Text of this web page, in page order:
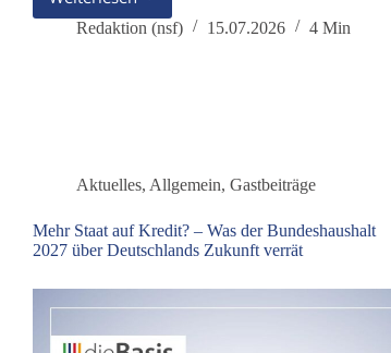
Der
Bundespräsident
Redaktion (nsf) 15.07.2026 4 Min
Aktuelles, Allgemein, Gastbeiträge
Mehr Staat auf Kredit? – Was der Bundeshaushalt
2027 über Deutschlands Zukunft verrät